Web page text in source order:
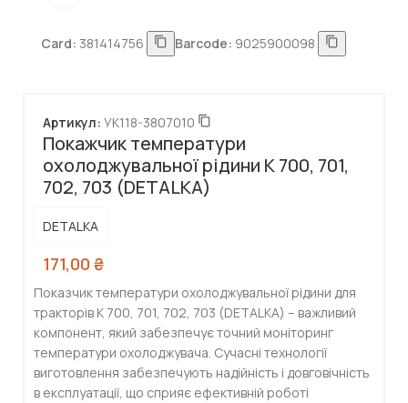
Card: 381414756 Barcode: 9025900098
Покажчик температури
охолоджувальної рідини К 700, 701,
702, 703 (DETALKA)
Артикул: УК118-3807010
DETALKA
171,00 ₴
Показчик температури охолоджувальної рідини для
тракторів К 700, 701, 702, 703 (DETALKA) – важливий
компонент, який забезпечує точний моніторинг
температури охолоджувача. Сучасні технології
виготовлення забезпечують надійність і довговічність
в експлуатації, що сприяє ефективній роботі